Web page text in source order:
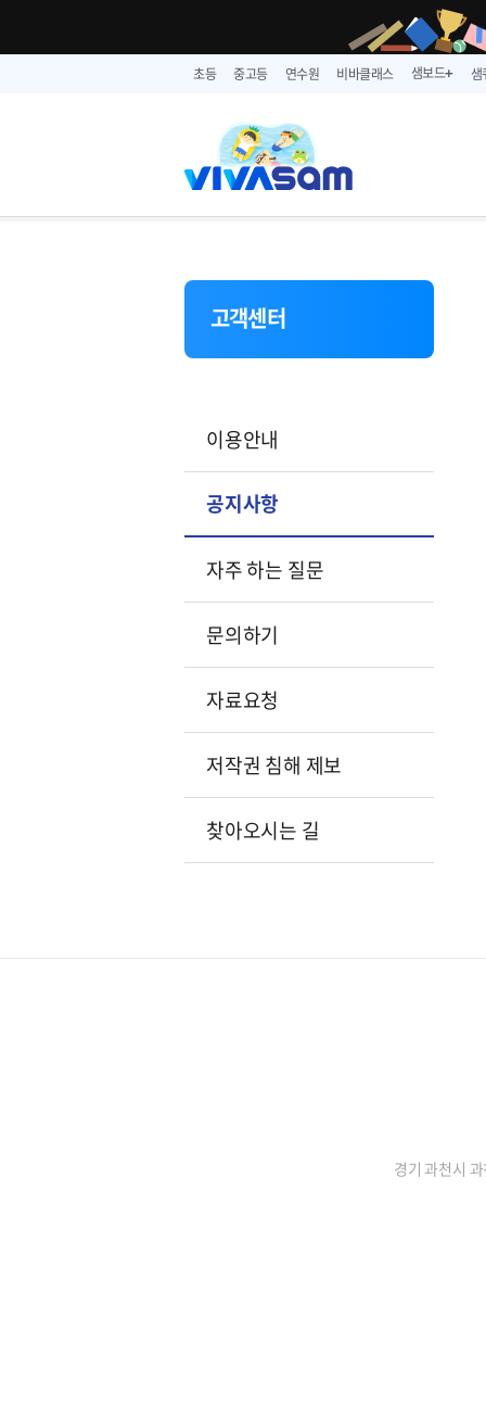
초등 중고등 연수원 비바클래스 샘보드➕
고객센터
이용안내
공지사항
자주 하는 질문
문의하기
자료요청
저작권 침해 제보
찾아오시는 길
경기 과천시